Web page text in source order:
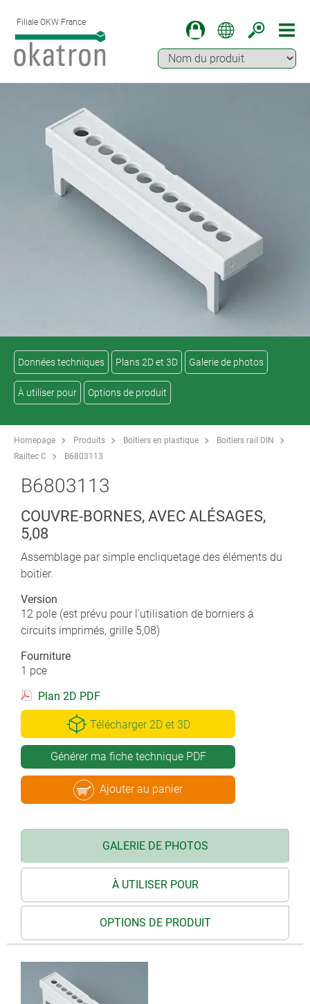
Filiale OKW France
Données techniques Plans 2D et 3D Galerie de photos
À utiliser pour Options de produit
Homepage Produits Boitiers en plastique
Boitiers rail DIN
Railtec C
B6803113
B6803113
COUVRE-BORNES, AVEC ALÉSAGES,
5,08
Assemblage par simple encliquetage des éléments du
boitier.
Version
12 pole (est prévu pour l'utilisation de borniers á
circuits imprimés, grille 5,08)
Fourniture
1 pce
Plan 2D PDF
Télécharger 2D et 3D
Générer ma fiche technique PDF
Ajouter au panier
GALERIE DE PHOTOS
À UTILISER POUR
OPTIONS DE PRODUIT